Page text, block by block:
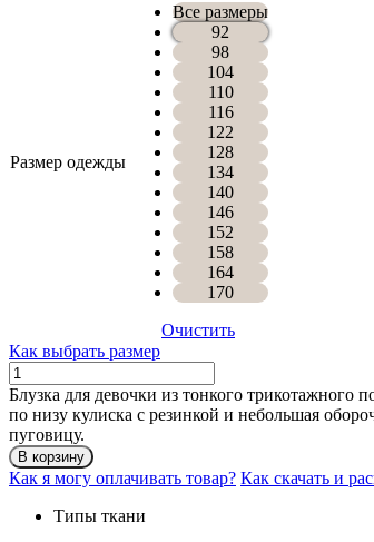
Размер одежды
Все размеры
92
98
104
110
116
122
128
134
140
146
152
158
164
170
Очистить
Как выбрать размер
Количество
БЛУЗА
КЭТРИН
Блузка для девочки из тонкого
по низу кулиска с резинкой и небольшая
пуговицу.
В корзину
Как я могу оплачивать товар? Как скачать и
Типы ткани